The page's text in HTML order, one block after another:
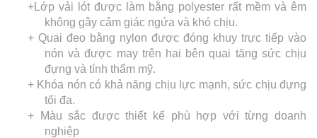
+Lớp vải lót được làm bằng polyester rất mềm và êm
không gây cảm giác ngứa và khó chịu.
+ Quai đeo bằng nylon được đóng khuy trực tiếp vào
nón và được may trên hai bên quai tăng sức chịu
đựng và tính thẩm mỹ.
+ Khóa nón có khả năng chịu lực mạnh, sức chịu đựng
tối đa.
+ Màu sắc được thiết kế phù hợp với từng doanh
nghiệp